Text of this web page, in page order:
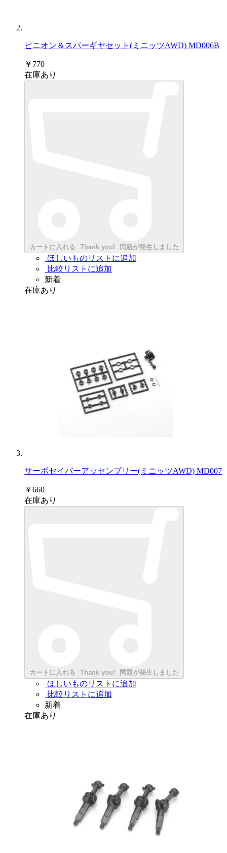
ピニオン＆スパーギヤセット(ミニッツAWD) MD006B
￥770
在庫あり
カートに入れる Thank you! 問題が発生しました
ほしいものリストに追加
比較リストに追加
新着
在庫あり
サーボセイバーアッセンブリー(ミニッツAWD) MD007
￥660
在庫あり
カートに入れる Thank you! 問題が発生しました
ほしいものリストに追加
比較リストに追加
新着
在庫あり